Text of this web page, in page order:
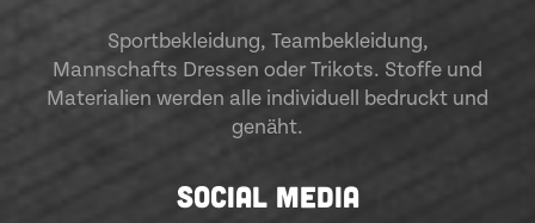
Sportbekleidung, Teambekleidung,
Mannschafts Dressen oder Trikots. Stoffe und
Materialien werden alle individuell bedruckt und
genäht.
SOCIAL MEDIA